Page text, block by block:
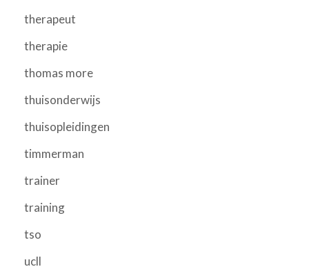
therapeut
therapie
thomas more
thuisonderwijs
thuisopleidingen
timmerman
trainer
training
tso
ucll